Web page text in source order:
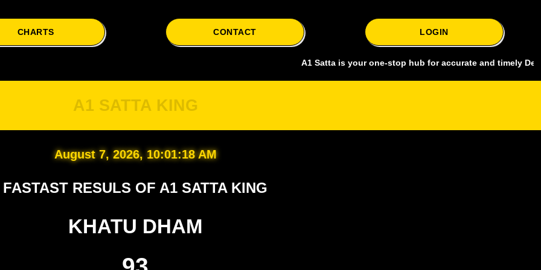
CHARTS CONTACT LOGIN
A1 Satta is your one-stop hub for accurate and timely Delhi
A1 SATTA KING
August 7, 2026, 10:01:19 AM
FASTAST RESULS OF A1 SATTA KING
KHATU DHAM